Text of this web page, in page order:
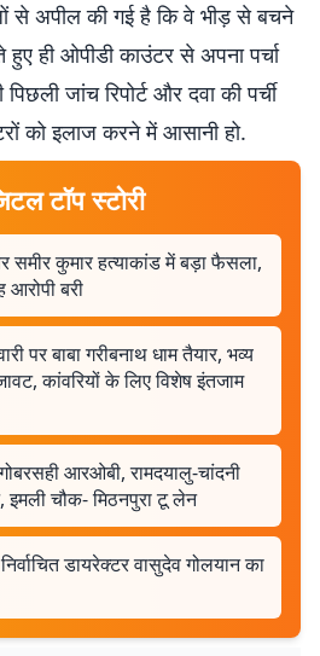
से अपील की गई है कि वे भीड़ से बचने
ही ओपीडी काउंटर से अपना पर्चा
जांच रिपोर्ट और दवा की पर्ची
को इलाज करने में आसानी हो.
टॉप स्टोरी
समीर कुमार हत्याकांड में बड़ा फैसला,
आरोपी बरी
पर बाबा गरीबनाथ धाम तैयार, भव्य
कांवरियों के लिए विशेष इंतजाम
आरओबी, रामदयालु-चांदनी
इमली चौक- मिठनपुरा टू लेन
डायरेक्टर वासुदेव गोलयान का